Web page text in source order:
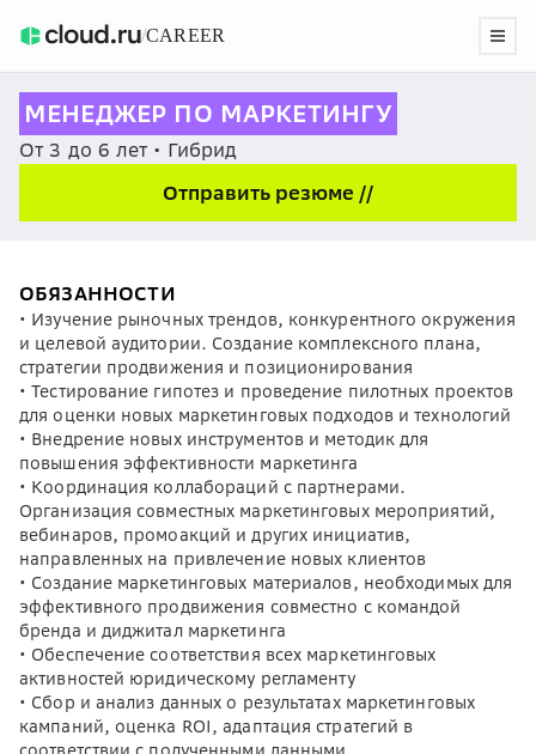
/CAREER
МЕНЕДЖЕР ПО МАРКЕТИНГУ
От 3 до 6 лет • Гибрид
Отправить резюме //
ОБЯЗАННОСТИ
• Изучение рыночных трендов, конкурентного окружения
и целевой аудитории. Создание комплексного плана,
стратегии продвижения и позиционирования
• Тестирование гипотез и проведение пилотных проектов
для оценки новых маркетинговых подходов и технологий
• Внедрение новых инструментов и методик для
повышения эффективности маркетинга
• Координация коллабораций с партнерами.
Организация совместных маркетинговых мероприятий,
вебинаров, промоакций и других инициатив,
направленных на привлечение новых клиентов
• Создание маркетинговых материалов, необходимых для
эффективного продвижения совместно с командой
бренда и диджитал маркетинга
• Обеспечение соответствия всех маркетинговых
активностей юридическому регламенту
• Сбор и анализ данных о результатах маркетинговых
кампаний, оценка ROI, адаптация стратегий в